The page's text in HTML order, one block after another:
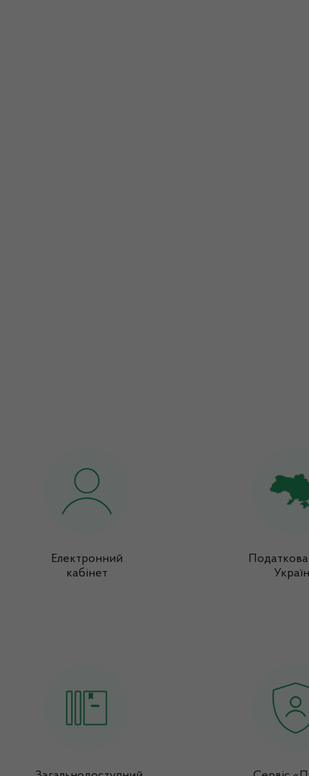
Електронний
кабінет